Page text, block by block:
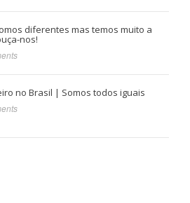
diferentes mas temos muito a
nos!
no Brasil | Somos todos iguais